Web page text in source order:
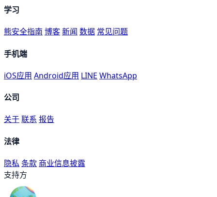
学习
熊安全指南 博客新闻 数据 常见问题
手机端
iOS应用 Android应用 LINE WhatsApp
公司
关于联系 报告
法律
隐私 条款 商业信息披露
支持方